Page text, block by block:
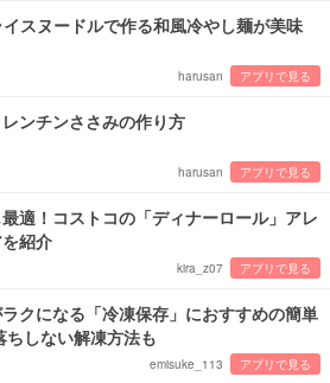
イスヌードルで作る和風冷やし麺が美味
harusan アプリで見る
ンチンささみの作り方
harusan アプリで見る
適！コストコの「ディナーロール」アレ
紹介
kira_z07 アプリで見る
クになる「冷凍保存」におすすめの簡単
ちしない解凍方法も
emisuke_113 アプリで見る